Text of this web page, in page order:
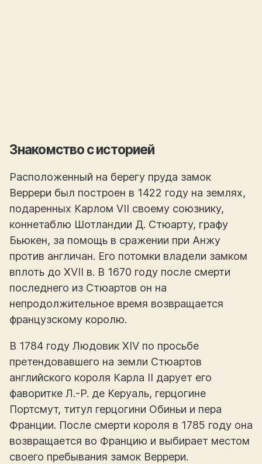
Знакомство с историей
Расположенный на берегу пруда замок
Веррери был построен в 1422 году на землях,
подаренных Карлом VII своему союзнику,
коннетаблю Шотландии Д. Стюарту, графу
Бьюкен, за помощь в сражении при Анжу
против англичан. Его потомки владели замком
вплоть до XVII в. В 1670 году после смерти
последнего из Стюартов он на
непродолжительное время возвращается
французскому королю.
В 1784 году Людовик XIV по просьбе
претендовавшего на земли Стюартов
английского короля Карла II дарует его
фаворитке Л.-Р. де Керуаль, герцогине
Портсмут, титул герцогини Обиньи и пера
Франции. После смерти короля в 1785 году она
возвращается во Францию и выбирает местом
своего пребывания замок Веррери.